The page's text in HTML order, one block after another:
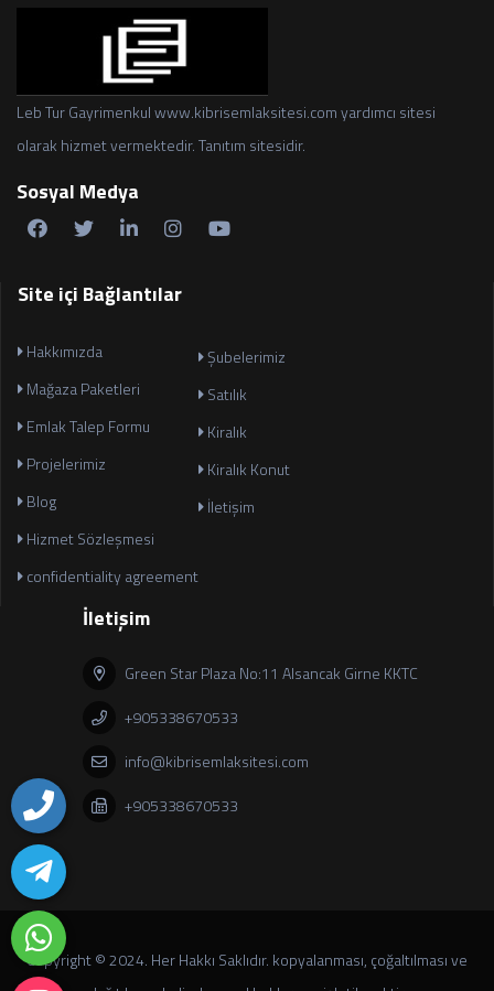
Leb Tur Gayrimenkul www.kibrisemlaksitesi.com yardımcı sitesi
olarak hizmet vermektedir. Tanıtım sitesidir.
Sosyal Medya
Site içi Bağlantılar
Hakkımızda
Mağaza Paketleri
Emlak Talep Formu
Projelerimiz
Blog
Hizmet Sözleşmesi
confidentiality agreement
Şubelerimiz
Satılık
Kiralık
Kiralık Konut
İletişim
İletişim
Green Star Plaza No:11 Alsancak Girne KKTC
+905338670533
info@kibrisemlaksitesi.com
+905338670533
Copyright © 2024. Her Hakkı Saklıdır. kopyalanması, çoğaltılması ve